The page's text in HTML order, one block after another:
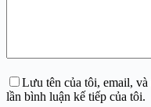
Lưu tên của tôi, email,
lần bình luận kế tiếp của tôi.